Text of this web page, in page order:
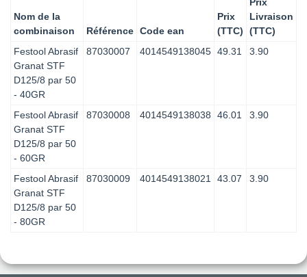
Nom de la
combinaison
Référence Code ean
Prix
(TTC)
Livraison
(TTC)
Festool Abrasif
Granat STF
D125/8 par 50
- 40GR
87030007 4014549138045 49.31 3.90
Festool Abrasif
Granat STF
D125/8 par 50
- 60GR
87030008 4014549138038 46.01 3.90
Festool Abrasif
Granat STF
D125/8 par 50
- 80GR
87030009 4014549138021 43.07 3.90